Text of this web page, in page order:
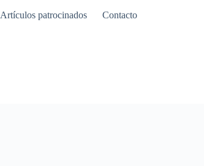
Artículos patrocinados Contacto